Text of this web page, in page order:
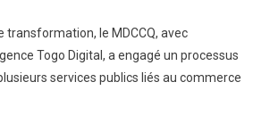
transformation, le MDCCQ, avec
Togo Digital, a engagé un processus
services publics liés au commerce